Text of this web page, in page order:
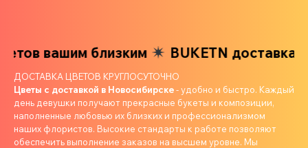
вашим близким BUKETN доставка
ДОСТАВКА ЦВЕТОВ КРУГЛОСУТОЧНО
Цветы с доставкой в Новосибирске- удобно и быстро. Каждый
день девушки получают прекрасные букеты и композиции,
наполненные любовью их близких и профессионализмом
наших флористов. Высокие стандарты к работе позволяют
обеспечить выполнение заказов на высшем уровне. Мы